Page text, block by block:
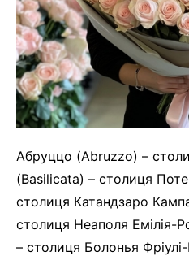
Абруццо (Abruzzo) –
(Basilicata) – столиця
столиця Катандзаро
столиця Неаполя Емілія-
– столиця Болонья